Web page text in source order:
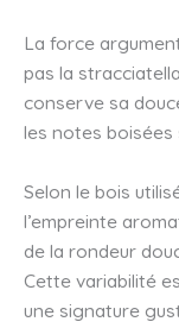
La force
pas la
conserve sa
les notes
Selon le bois
l’empreinte
de la rondeur
Cette variabilité
une signature